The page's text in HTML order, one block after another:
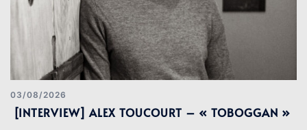
03/08/2026
[INTERVIEW] ALEX TOUCOURT – « TOBOGGAN »